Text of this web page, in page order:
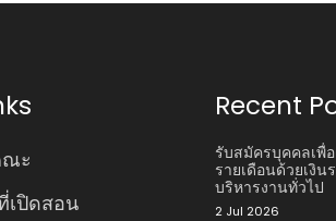
ณะ
เปิดสอน
Recent
รับสมัครบุคคลเพื่
รายเดือนด้วยเงิน
บริหารงานทั่วไป
2 Jul 2026